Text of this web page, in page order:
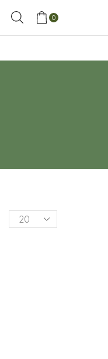
0
Products
per